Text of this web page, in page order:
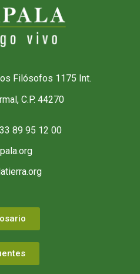
Filósofos 1175 Int.
C.P. 44270
89 95 12 00